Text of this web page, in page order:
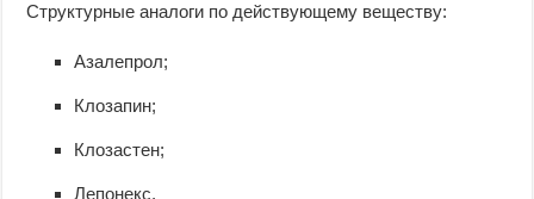
Структурные аналоги по действующему веществу:
Азалепрол;
Клозапин;
Клозастен;
Лепонекс.